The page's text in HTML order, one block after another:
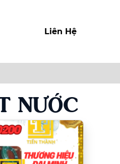
Liên Hệ
NƯỚC